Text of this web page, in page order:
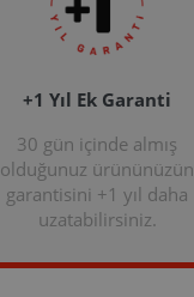
+1 Yıl Ek Garanti
30 gün içinde almış
olduğunuz ürününüzün
garantisini +1 yıl daha
uzatabilirsiniz.